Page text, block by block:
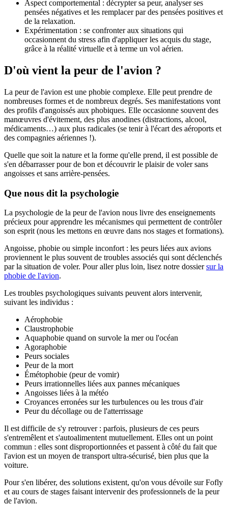
Aspect comportemental : décrypter sa peur, analyser ses
pensées négatives et les remplacer par des pensées positives et
de la relaxation.
Expérimentation : se confronter aux situations qui
occasionnent du stress afin d'appliquer les acquis du stage,
grâce à la réalité virtuelle et à terme un vol aérien.
D'où vient la peur de l'avion ?
La peur de l'avion est une phobie complexe. Elle peut prendre de
nombreuses formes et de nombreux degrés. Ses manifestations vont
des profils d'angoissés aux phobiques. Elle occasionne souvent des
manœuvres d'évitement, des plus anodines (distractions, alcool,
médicaments…) aux plus radicales (se tenir à l'écart des aéroports et
des compagnies aériennes !).
Quelle que soit la nature et la forme qu'elle prend, il est possible de
s'en débarrasser pour de bon et découvrir le plaisir de voler sans
angoisses et sans arrière-pensées.
Que nous dit la psychologie
La psychologie de la peur de l'avion nous livre des enseignements
précieux pour apprendre les mécanismes qui permettent de contrôler
son esprit (nous les mettons en œuvre dans nos stages et formations).
Angoisse, phobie ou simple inconfort : les peurs liées aux avions
proviennent le plus souvent de troubles associés qui sont déclenchés
par la situation de voler. Pour aller plus loin, lisez notre dossiersur la
phobie de l'avion.
Les troubles psychologiques suivants peuvent alors intervenir,
suivant les individus :
Aérophobie
Claustrophobie
Aquaphobie quand on survole la mer ou l'océan
Agoraphobie
Peurs sociales
Peur de la mort
Émétophobie (peur de vomir)
Peurs irrationnelles liées aux pannes mécaniques
Angoisses liées à la météo
Croyances erronées sur les turbulences ou les trous d'air
Peur du décollage ou de l'atterrissage
Il est difficile de s'y retrouver : parfois, plusieurs de ces peurs
s'entremêlent et s'autoalimentent mutuellement. Elles ont un point
commun : elles sont disproportionnées et passent à côté du fait que
l'avion est un moyen de transport ultra-sécurisé, bien plus que la
voiture.
Pour s'en libérer, des solutions existent, qu'on vous dévoile sur Fofly
et au cours de stages faisant intervenir des professionnels de la peur
de l'avion.